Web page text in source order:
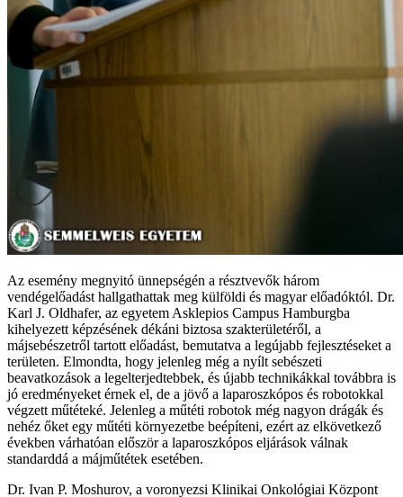
Az esemény megnyitó ünnepségén a résztvevők három
vendégelőadást hallgathattak meg külföldi és magyar előadóktól. Dr.
Karl J. Oldhafer, az egyetem Asklepios Campus Hamburgba
kihelyezett képzésének dékáni biztosa szakterületéről, a
májsebészetről tartott előadást, bemutatva a legújabb fejlesztéseket a
területen. Elmondta, hogy jelenleg még a nyílt sebészeti
beavatkozások a legelterjedtebbek, és újabb technikákkal továbbra is
jó eredményeket érnek el, de a jövő a laparoszkópos és robotokkal
végzett műtéteké. Jelenleg a műtéti robotok még nagyon drágák és
nehéz őket egy műtéti környezetbe beépíteni, ezért az elkövetkező
években várhatóan először a laparoszkópos eljárások válnak
standarddá a májműtétek esetében.
Dr. Ivan P. Moshurov, a voronyezsi Klinikai Onkológiai Központ